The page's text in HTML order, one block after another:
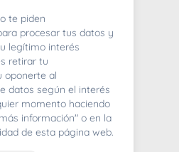
sentimos mucho.
te piden
procesar tus datos y
legítimo interés
retirar tu
oponerte al
datos según el interés
momento haciendo
información" o en la
de esta página web.